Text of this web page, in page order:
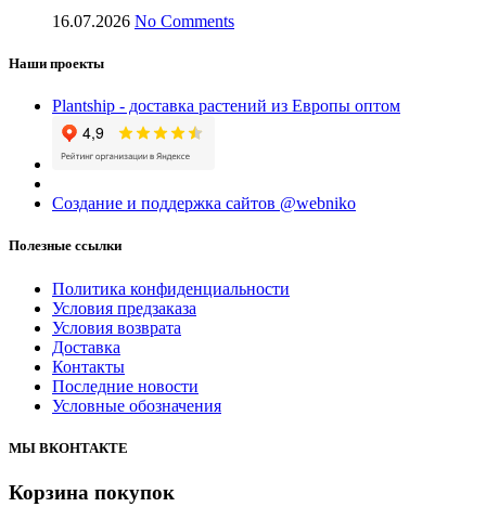
16.07.2026 No Comments
Наши проекты
Plantship - доставка растений из Европы оптом
Создание и поддержка сайтов @webniko
Полезные ссылки
Политика конфиденциальности
Условия предзаказа
Условия возврата
Доставка
Контакты
Последние новости
Условные обозначения
МЫ ВКОНТАКТЕ
Корзина покупок